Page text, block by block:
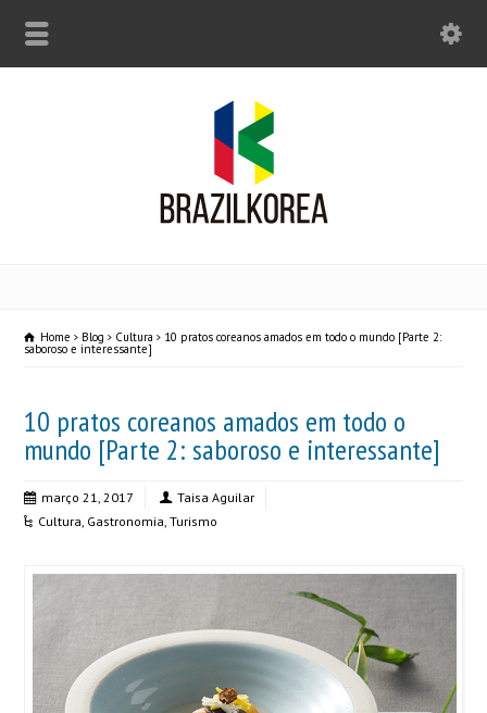
Home Blog Cultura 10 pratos coreanos amados em todo o mundo [Parte 2:
saboroso e interessante]
10 pratos coreanos amados em todo o
mundo [Parte 2: saboroso e interessante]
março 21, 2017
Taisa Aguilar
Cultura, Gastronomia,Turismo